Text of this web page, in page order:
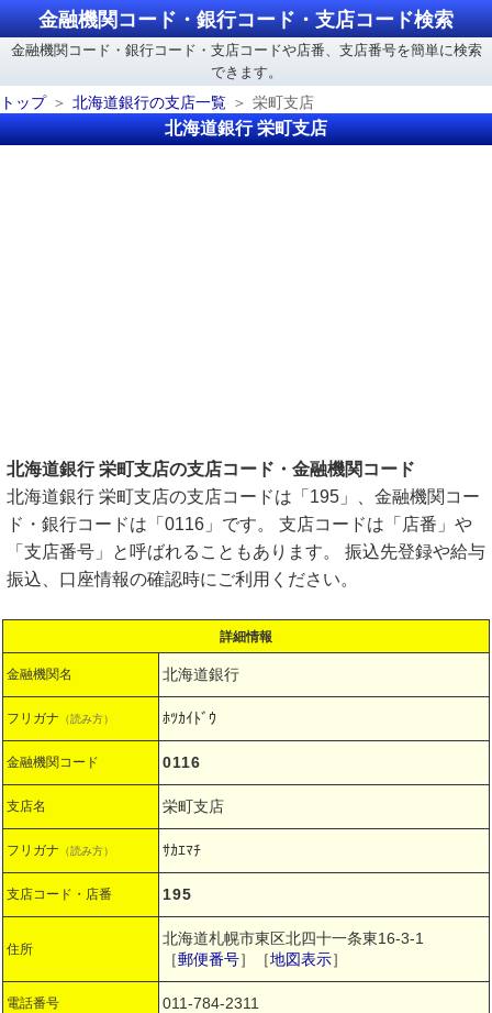
金融機関コード・銀行コード・支店コード検索
金融機関コード・銀行コード・支店コードや店番、支店番号を簡単に検索
できます。
トップ
北海道銀行の支店一覧 栄町支店
北海道銀行 栄町支店
北海道銀行 栄町支店の支店コード・金融機関コード
北海道銀行 栄町支店の支店コードは「195」、金融機関コー
ド・銀行コードは「0116」です。 支店コードは「店番」や
「支店番号」と呼ばれることもあります。 振込先登録や給与
振込、口座情報の確認時にご利用ください。
詳細情報
金融機関名 北海道銀行
フリガナ （読み方） ﾎﾂｶｲﾄﾞｳ
金融機関コード 0116
支店名 栄町支店
フリガナ （読み方） ｻｶｴﾏﾁ
支店コード・店番 195
住所
北海道札幌市東区北四十一条東16-3-1
［郵便番号］［地図表示］
電話番号 011-784-2311